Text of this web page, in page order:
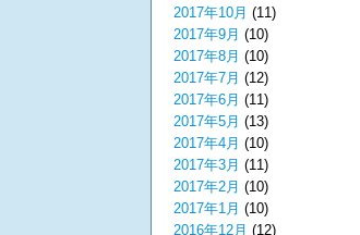
2017年10月 (11)
2017年9月 (10)
2017年8月 (10)
2017年7月 (12)
2017年6月 (11)
2017年5月 (13)
2017年4月 (10)
2017年3月 (11)
2017年2月 (10)
2017年1月 (10)
2016年12月 (12)